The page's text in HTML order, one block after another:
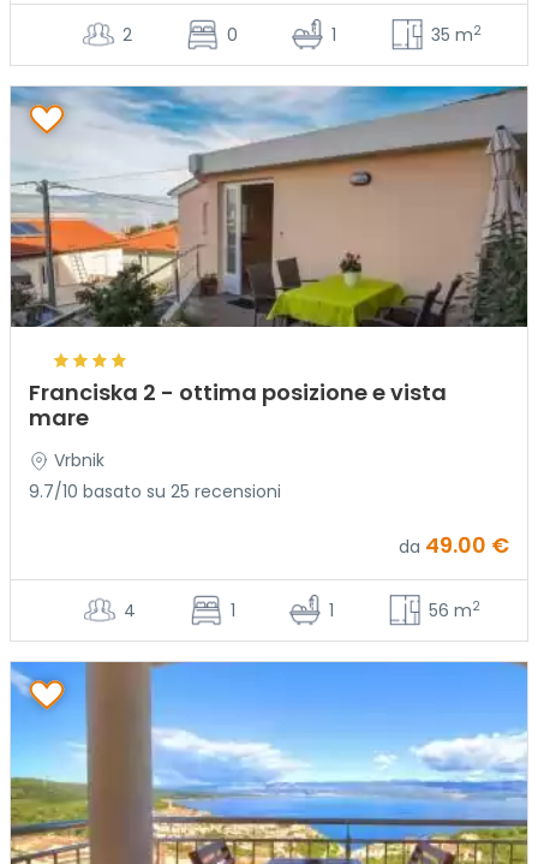
2 0 1 35 m2
Franciska 2 - ottima posizione e vista
mare
Vrbnik
9.7/10 basato su 25 recensioni
da 49.00 €
4 1 1 56 m2